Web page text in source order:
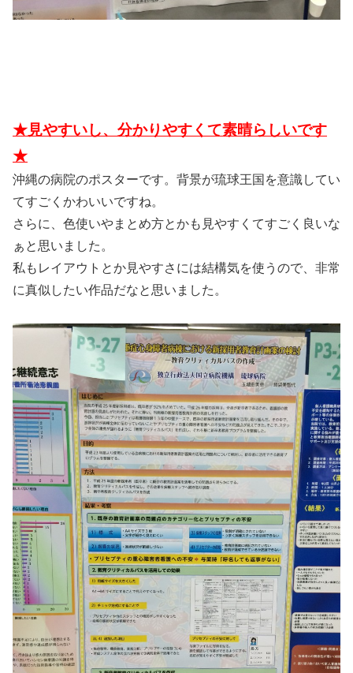
★見やすいし、分かりやすくて素晴らしいです
★
沖縄の病院のポスターです。背景が琉球王国を意識してい
てすごくかわいいですね。
さらに、色使いやまとめ方とかも見やすくてすごく良いな
ぁと思いました。
私もレイアウトとか見やすさには結構気を使うので、非常
に真似したい作品だなと思いました。